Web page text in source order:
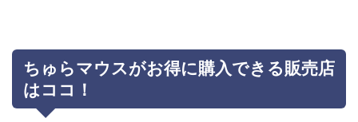
ちゅらマウスがお得に購入できる販売店
はココ！